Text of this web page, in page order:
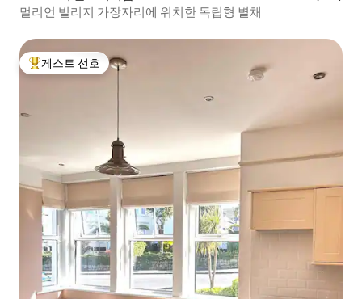
멀리언 빌리지 가장자리에 위치한 독립형 별채
상위 게스트 선호
게스트 선호